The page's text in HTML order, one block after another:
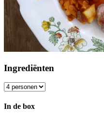
Ingrediënten
In de box